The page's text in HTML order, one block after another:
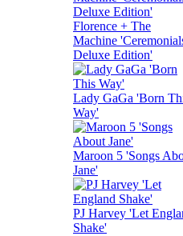
Florence + The
Machine
Deluxe Edition'
Lady GaGa 'Born
Way'
Maroon 5 'Songs
Jane'
PJ Harvey 'Let
Shake'